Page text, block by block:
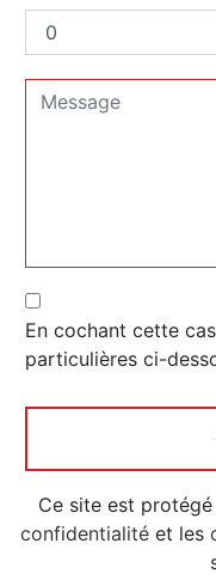
En cochant cette
particulières ci-
Ce site est
confidentialité et les